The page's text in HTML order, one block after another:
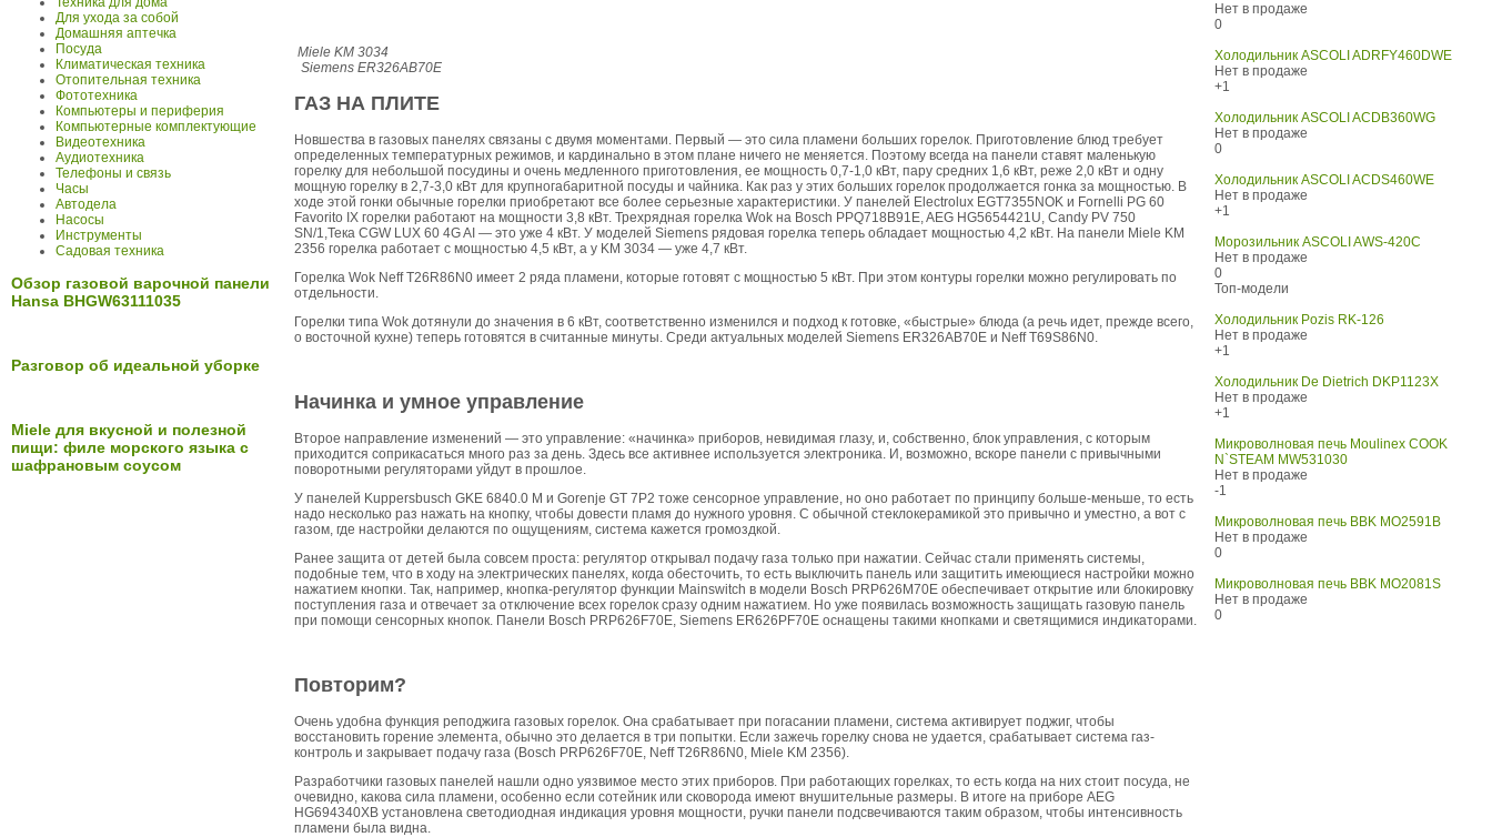
Miele KM 3034
Siemens ER326AB70E
ГАЗ НА ПЛИТЕ
Новшества в газовых панелях связаны с двумя моментами. Первый — это сила пламени больших горелок. Приготовление блюд требует
определенных температурных режимов, и кардинально в этом плане ничего не меняется. Поэтому всегда на панели ставят маленькую
горелку для небольшой посудины и очень медленного приготовления, ее мощность 0,7-1,0 кВт, пару средних 1,6 кВт, реже 2,0 кВт и одну
мощную горелку в 2,7-3,0 кВт для крупногабаритной посуды и чайника. Как раз у этих больших горелок продолжается гонка за мощностью. В
ходе этой гонки обычные горелки приобретают все более серьезные характеристики. У панелей Electrolux EGT7355NOK и Fornelli PG 60
Favorito IX горелки работают на мощности 3,8 кВт. Трехрядная горелка Wok на Bosch PPQ718B91E, AEG HG5654421U, Candy PV 750
SN/1,Тека CGW LUX 60 4G AI — это уже 4 кВт. У моделей Siemens рядовая горелка теперь обладает мощностью 4,2 кВт. На панели Miele KM
2356 горелка работает с мощностью 4,5 кВт, а у KM 3034 — уже 4,7 кВт.
Горелка Wok Neff T26R86N0 имеет 2 ряда пламени, которые готовят с мощностью 5 кВт. При этом контуры горелки можно регулировать по
отдельности.
Горелки типа Wok дотянули до значения в 6 кВт, соответственно изменился и подход к готовке, «быстрые» блюда (а речь идет, прежде всего,
о восточной кухне) теперь готовятся в считанные минуты. Среди актуальных моделей Siemens ER326AB70E и Neff T69S86N0.
Начинка и умное управление
Второе направление изменений — это управление: «начинка» приборов, невидимая глазу, и, собственно, блок управления, с которым
приходится соприкасаться много раз за день. Здесь все активнее используется электроника. И, возможно, вскоре панели с привычными
поворотными регуляторами уйдут в прошлое.
У панелей Kuppersbusch GKE 6840.0 M и Gorenje GT 7P2 тоже сенсорное управление, но оно работает по принципу больше-меньше, то есть
надо несколько раз нажать на кнопку, чтобы довести пламя до нужного уровня. С обычной стеклокерамикой это привычно и уместно, а вот с
газом, где настройки делаются по ощущениям, система кажется громоздкой.
Ранее защита от детей была совсем проста: регулятор открывал подачу газа только при нажатии. Сейчас стали применять системы,
подобные тем, что в ходу на электрических панелях, когда обесточить, то есть выключить панель или защитить имеющиеся настройки можно
нажатием кнопки. Так, например, кнопка-регулятор функции Mainswitch в модели Bosch PRP626M70E обеспечивает открытие или блокировку
поступления газа и отвечает за отключение всех горелок сразу одним нажатием. Но уже появилась возможность защищать газовую панель
при помощи сенсорных кнопок. Панели Bosch PRP626F70E, Siemens ER626PF70E оснащены такими кнопками и светящимися индикаторами.
Повторим?
Очень удобна функция реподжига газовых горелок. Она срабатывает при погасании пламени, система активирует поджиг, чтобы
восстановить горение элемента, обычно это делается в три попытки. Если зажечь горелку снова не удается, срабатывает система газ-
контроль и закрывает подачу газа (Bosch PRP626F70E, Neff T26R86N0, Miele KM 2356).
Разработчики газовых панелей нашли одно уязвимое место этих приборов. При работающих горелках, то есть когда на них стоит посуда, не
очевидно, какова сила пламени, особенно если сотейник или сковорода имеют внушительные размеры. В итоге на приборе AEG
HG694340XB установлена светодиодная индикация уровня мощности, ручки панели подсвечиваются таким образом, чтобы интенсивность
пламени была видна.
Для ухода за собой
Домашняя аптечка
Посуда
Климатическая техника
Отопительная техника
Фототехника
Компьютеры и периферия
Компьютерные комплектующие
Видеотехника
Аудиотехника
Телефоны и связь
Часы
Автодела
Насосы
Инструменты
Садовая техника
Обзор газовой варочной панели
Hansa BHGW63111035
Разговор об идеальной уборке
Miele для вкусной и полезной
пищи: филе морского языка с
шафрановым соусом
Нет в продаже
0
Холодильник ASCOLI ADRFY460DWE
Нет в продаже
+1
Холодильник ASCOLI ACDB360WG
Нет в продаже
0
Холодильник ASCOLI ACDS460WE
Нет в продаже
+1
Морозильник ASCOLI AWS-420C
Нет в продаже
0
Топ-модели
Холодильник Pozis RK-126
Нет в продаже
+1
Холодильник De Dietrich DKP1123X
Нет в продаже
+1
Микроволновая печь Moulinex COOK
N`STEAM MW531030
Нет в продаже
-1
Микроволновая печь BBK MO2591B
Нет в продаже
0
Микроволновая печь BBK MO2081S
Нет в продаже
0